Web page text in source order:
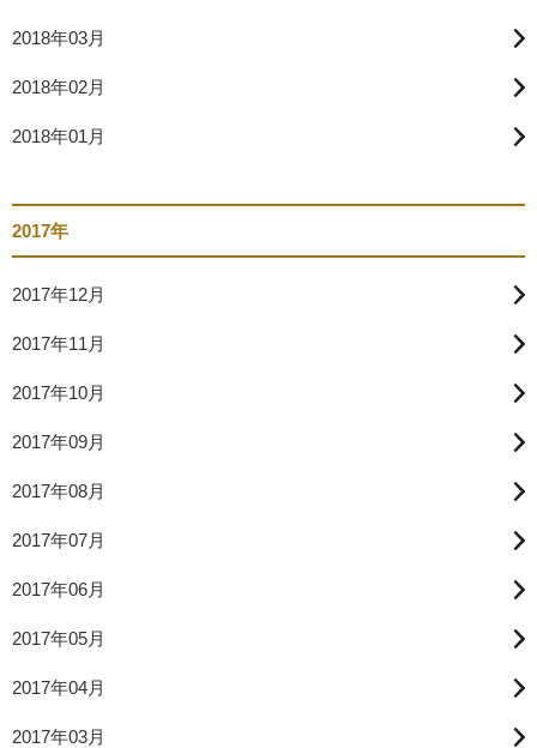
2018年03月
2018年02月
2018年01月
2017年
2017年12月
2017年11月
2017年10月
2017年09月
2017年08月
2017年07月
2017年06月
2017年05月
2017年04月
2017年03月